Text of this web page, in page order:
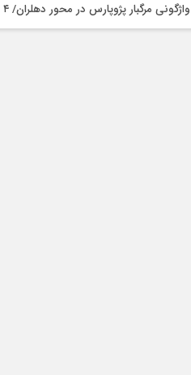
اربعین جان باختند